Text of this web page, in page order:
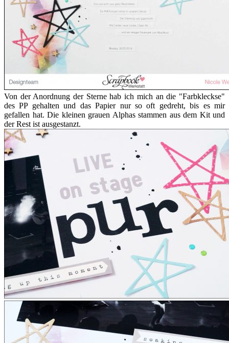
Von der Anordnung der Sterne hab ich mich an die "Farbkleckse"
des PP gehalten und das Papier nur so oft gedreht, bis es mir
gefallen hat. Die kleinen grauen Alphas stammen aus dem Kit und
der Rest ist ausgestanzt.